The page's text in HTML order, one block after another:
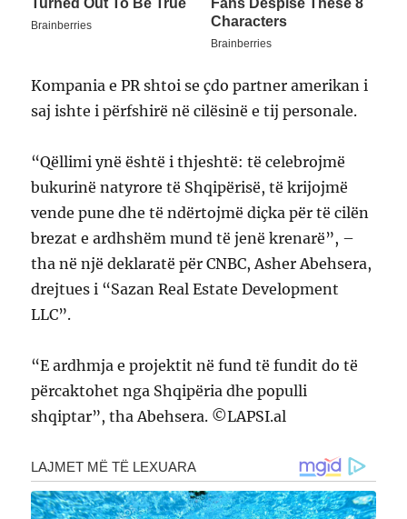
Kompania e PR shtoi se çdo partner amerikan i
saj ishte i përfshirë në cilësinë e tij personale.
“Qëllimi ynë është i thjeshtë: të celebrojmë
bukurinë natyrore të Shqipërisë, të krijojmë
vende pune dhe të ndërtojmë diçka për të cilën
brezat e ardhshëm mund të jenë krenarë”, –
tha në një deklaratë për CNBC, Asher Abehsera,
drejtues i “Sazan Real Estate Development
LLC”.
“E ardhmja e projektit në fund të fundit do të
përcaktohet nga Shqipëria dhe populli
shqiptar”, tha Abehsera. ©LAPSI.al